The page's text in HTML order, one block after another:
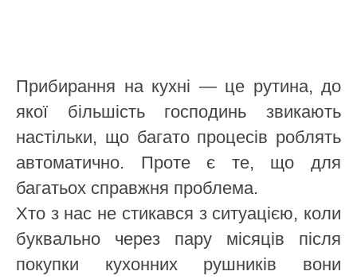
Прибирання на кухні — це рутина, до
якої більшість господинь звикають
настільки, що багато процесів роблять
автоматично. Проте є те, що для
багатьох справжня проблема.
Хто з нас не стикався з ситуацією, коли
буквально через пару місяців після
покупки кухонних рушників вони